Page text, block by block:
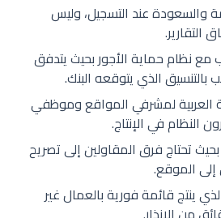
والسعودة عند التسجيل، وليس
التقارير.
نظام حماية الأجور بحيث يتدفق
بالتنسيق الذي يتوقعه البنك.
العربية لمشرفي المواقع وموظفي
النظام في الإنتاج.
تحتاج فرق المقاولين إلى تصريح
الموقع.
ينتج قائمة فورية بالعمال غير